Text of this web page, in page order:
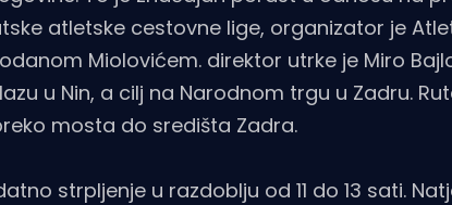
atletske cestovne lige, organizator je
Miolovićem. direktor utrke je Miro
u Nin, a cilj na Narodnom trgu u Zadru.
mosta do središta Zadra.
strpljenje u razdoblju od 11 do 13 sati.